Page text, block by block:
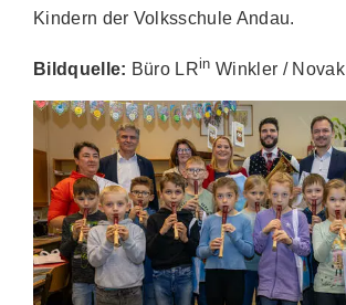
Kindern der Volksschule Andau.
Bildquelle: Büro LRin Winkler / Novak